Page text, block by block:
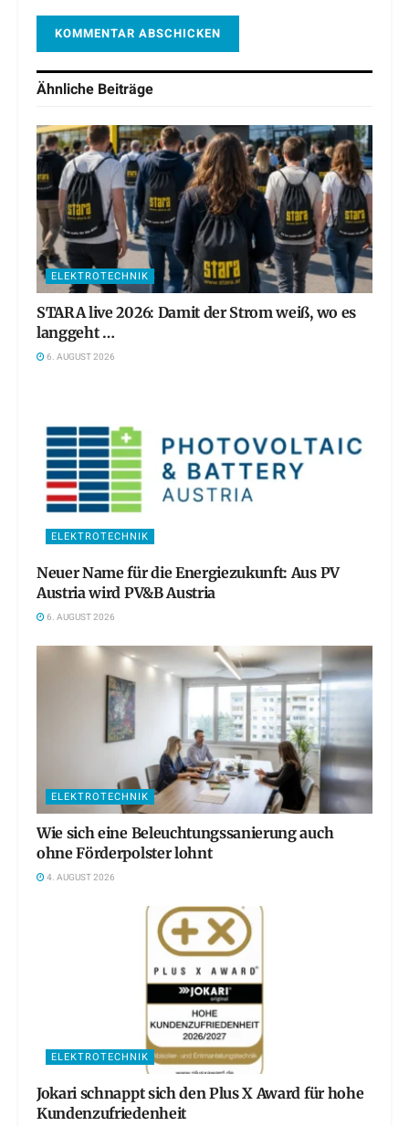
Ähnliche Beiträge
ELEKTROTECHNIK
STARA live 2026: Damit der Strom weiß, wo es
langgeht …
6. AUGUST 2026
ELEKTROTECHNIK
Neuer Name für die Energiezukunft: Aus PV
Austria wird PV&B Austria
6. AUGUST 2026
ELEKTROTECHNIK
Wie sich eine Beleuchtungssanierung auch
ohne Förderpolster lohnt
4. AUGUST 2026
ELEKTROTECHNIK
Jokari schnappt sich den Plus X Award für hohe
Kundenzufriedenheit